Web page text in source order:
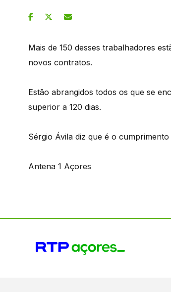
Mais de 150 desses trabalhadores
novos contratos.
Estão abrangidos todos os que se
superior a 120 dias.
Sérgio Ávila diz que é o
Antena 1 Açores